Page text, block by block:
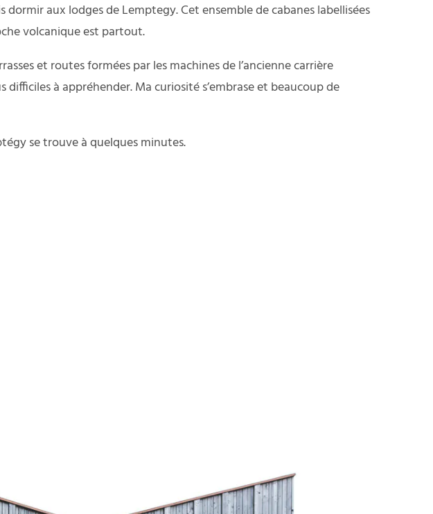
aux lodges de Lemptegy. Cet ensemble de cabanes labellisées
volcanique est partout.
et routes formées par les machines de l’ancienne carrière
à appréhender. Ma curiosité s’embrase et beaucoup de
se trouve à quelques minutes.